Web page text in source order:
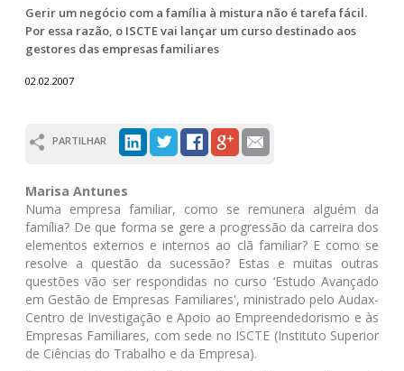
Gerir um negócio com a família à mistura não é tarefa fácil.
Por essa razão, o ISCTE vai lançar um curso destinado aos
gestores das empresas familiares
02.02.2007
PARTILHAR
Marisa Antunes
Numa empresa familiar, como se remunera alguém da
família? De que forma se gere a progressão da carreira dos
elementos externos e internos ao clã familiar? E como se
resolve a questão da sucessão? Estas e muitas outras
questões vão ser respondidas no curso ‘Estudo Avançado
em Gestão de Empresas Familiares', ministrado pelo Audax-
Centro de Investigação e Apoio ao Empreendedorismo e às
Empresas Familiares, com sede no ISCTE (Instituto Superior
de Ciências do Trabalho e da Empresa).